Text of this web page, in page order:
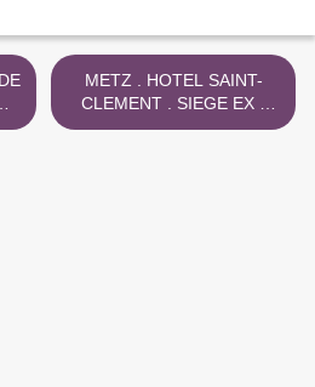
METZ . HOTEL SAINT-
CLEMENT . SIEGE EX -
CONSEIL REGIONAL